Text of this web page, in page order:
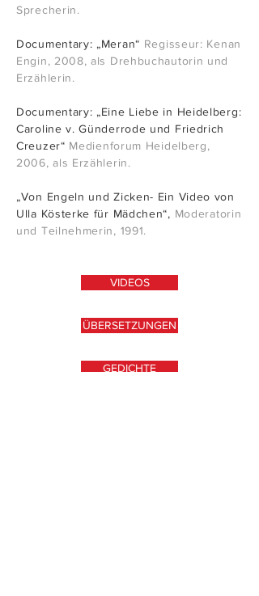
Sprecherin.
Documentary: „Meran“ Regisseur: Kenan
Engin, 2008, als Drehbuchautorin und
Erzählerin.
Documentary: „Eine Liebe in Heidelberg:
Caroline v. Günderrode und Friedrich
Creuzer“ Medienforum Heidelberg,
2006, als Erzählerin.
„Von Engeln und Zicken- Ein Video von
Ulla Kösterke für Mädchen“, Moderatorin
und Teilnehmerin, 1991.
VIDEOS
ÜBERSETZUNGEN
GEDICHTE